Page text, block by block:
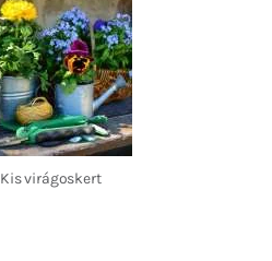
Kis virágoskert